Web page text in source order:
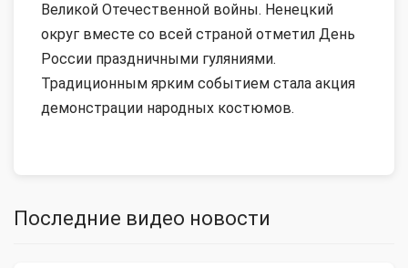
Великой Отечественной войны. Ненецкий
округ вместе со всей страной отметил День
России праздничными гуляниями.
Традиционным ярким событием стала акция
демонстрации народных костюмов.
Последние видео новости